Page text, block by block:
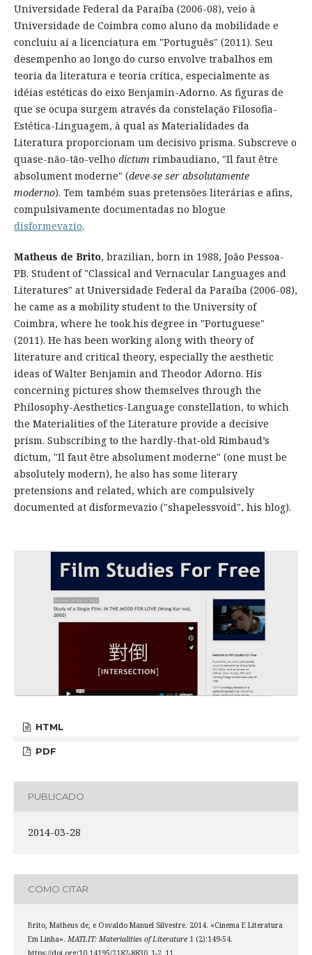
Universidade Federal da Paraíba (2006-08), veio à
Universidade de Coimbra como aluno da mobilidade e
concluiu aí a licenciatura em "Português" (2011). Seu
desempenho ao longo do curso envolve trabalhos em
teoria da literatura e teoria crítica, especialmente as
idéias estéticas do eixo Benjamin-Adorno. As figuras de
que se ocupa surgem através da constelação Filosofia-
Estética-Linguagem, à qual as Materialidades da
Literatura proporcionam um decisivo prisma. Subscreve o
quase-não-tão-velho dictum rimbaudiano, "Il faut être
absolument moderne" (deve-se ser absolutamente
moderno). Tem também suas pretensões literárias e afins,
compulsivamente documentadas no blogue
disformevazio.
Matheus de Brito, brazilian, born in 1988, João Pessoa-
PB. Student of "Classical and Vernacular Languages and
Literatures" at Universidade Federal da Paraíba (2006-08),
he came as a mobility student to the University of
Coimbra, where he took his degree in "Portuguese"
(2011). He has been working along with theory of
literature and critical theory, especially the aesthetic
ideas of Walter Benjamin and Theodor Adorno. His
concerning pictures show themselves through the
Philosophy-Aesthetics-Language constellation, to which
the Materialities of the Literature provide a decisive
prism. Subscribing to the hardly-that-old Rimbaud’s
dictum, "Il faut être absolument moderne" (one must be
absolutely modern), he also has some literary
pretensions and related, which are compulsively
documented at disformevazio ("shapelessvoid", his blog).
HTML
PDF
PUBLICADO
2014-03-28
COMO CITAR
Brito, Matheus de, e Osvaldo Manuel Silvestre. 2014. «Cinema E Literatura
Em Linha». MATLIT: Materialities of Literature1 (2):149-54.
https://doi.org/10.14195/2182-8830_1-2_11.